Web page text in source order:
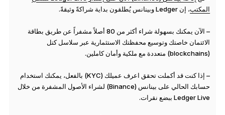
المكتب، إن Ledger وبينانس يُطلقون بداية شراكةً وثيقةً.
– الآن يمكنك بسهولة شراء أكثر من 80 أصلاً مشفراً عن طريق بطاقة
الائتمان خاصتك وتوسيع محفظتك الاستثمارية عبر سلاسل كتل
(blockchains) متعددة مع ملكية وأمان كاملين.
– إذا كنت قد أكملت تحقق اعرف عميلك (KYC) بالفعل، يمكنك استخدام
حسابك الحالي على بينانس (Binance) لشراء الأصول المشفرة من خلال
Ledger Live ببضع نقرات.